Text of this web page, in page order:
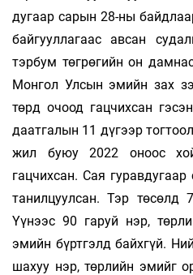
дугаар сарын 28-ны
байгууллагаас авсан
тэрбум төгрөгийн он
Монгол Улсын эмийн зах
төрд очоод гацчихсан
даатгалын 11 дүгээр
жил буюу 2022 оноос
гацчихсан. Сая
танилцуулсан. Тэр
Үүнээс 90 гаруй нэр,
эмийн бүртгэлд байхгүй.
шахуу нэр, төрлийн эмийг